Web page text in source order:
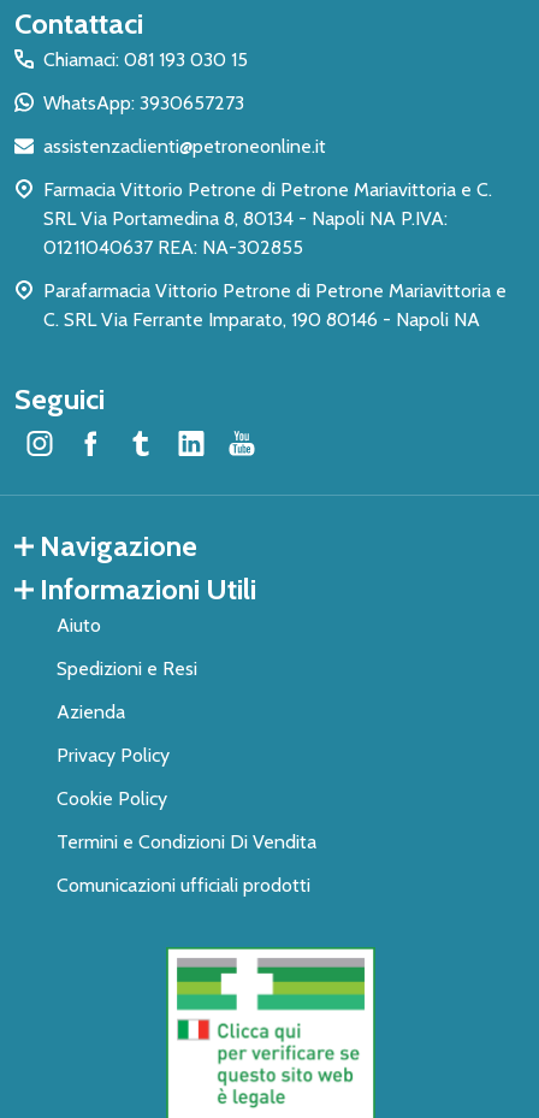
Inizio
del
piè
pagina
Contattaci
Chiamaci: 081 193 030 15
WhatsApp: 3930657273
assistenzaclienti@petroneonline.it
Farmacia Vittorio Petrone di Petrone Mariavittoria e C.
SRL Via Portamedina 8, 80134 - Napoli NA P.IVA:
01211040637 REA: NA-302855
Parafarmacia Vittorio Petrone di Petrone Mariavittoria e
C. SRL Via Ferrante Imparato, 190 80146 - Napoli NA
Seguici
Navigazione
Informazioni Utili
Aiuto
Spedizioni e Resi
Azienda
Privacy Policy
Cookie Policy
Termini e Condizioni Di Vendita
Comunicazioni ufficiali prodotti